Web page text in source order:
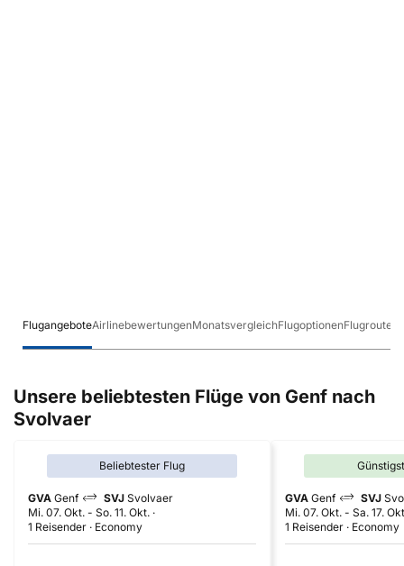
FlugangeboteAirlinebewertungenMonatsvergleichFlugoptionenFlugrouten
Unsere beliebtesten Flüge von Genf nach
Svolvaer
Beliebtester Flug
GVA Genf SVJ Svolvaer
Mi. 07. Okt. - So. 11. Okt.
1 Reisender
Economy
GVA Genf SVJ
Mi. 07. Okt. - Sa. 17.
1 Reisender
Economy